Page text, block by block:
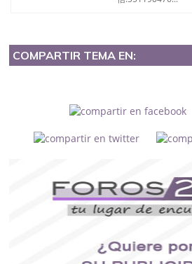
COMPARTIR TEMA EN: